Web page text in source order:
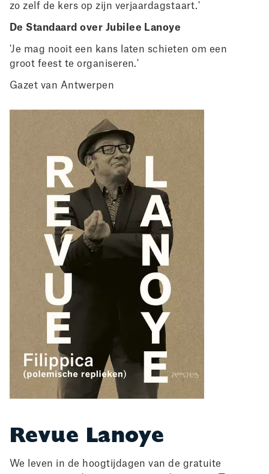
zo zelf de kers op zijn verjaardagstaart.'
De Standaard over Jubilee Lanoye
'Je mag nooit een kans laten schieten om een
groot feest te organiseren.'
Gazet van Antwerpen
Revue Lanoye
We leven in de hoogtijdagen van de gratuite